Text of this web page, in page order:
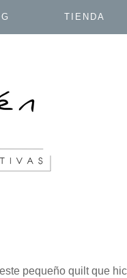
TIENDA
pequeño quilt que